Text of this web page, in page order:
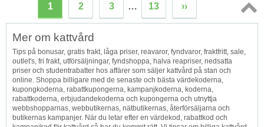
1 2 3 … 13 ››
Topp
Mer om kattvård
Tips på bonusar, gratis frakt, låga priser, reavaror, fyndvaror, fraktfritt, sale,
outlet's, fri frakt, utförsäljningar, fyndshoppa, halva reapriser, nedsatta
priser och studentrabatter hos affärer som säljer kattvård på stan och
online. Shoppa billigare med de senaste och bästa värdekoderna,
kupongkoderna, rabattkupongerna, kampanjkoderna, koderna,
rabattkoderna, erbjudandekoderna och kupongerna och utnyttja
webbshopparnas, webbutikernas, nätbutikernas, återförsäljarna och
butikernas kampanjer. När du letar efter en värdekod, rabattkod och